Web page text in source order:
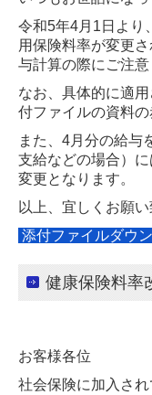
令和5年4月1日より
用保険料率が変更
与計算の際にご注意
なお、具体的に適
付ファイルの資料の
また、4月分の給与
支給などの場合）
変更となります。
以上、宜しくお願
添付ファイルダウ
健康保険料率
お客様各位
社会保険に加入さ